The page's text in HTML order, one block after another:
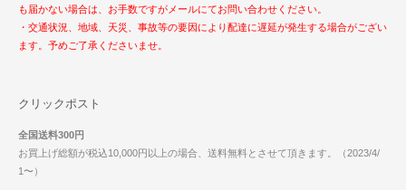
も届かない場合は、お手数ですがメールにてお問い合わせください。
・交通状況、地域、天災、事故等の要因により配達に遅延が発生する場合がござい
ます。予めご了承くださいませ。
クリックポスト
全国送料300円
お買上げ総額が税込10,000円以上の場合、送料無料とさせて頂きます。（2023/4/
1〜）